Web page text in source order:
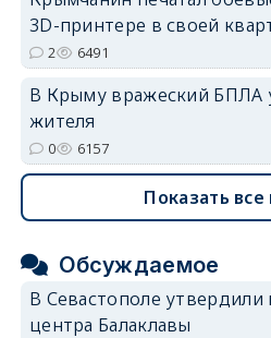
3D-принтере в своей
2 6491
В Крыму вражеский БПЛА
жителя
0 6157
Показать все
Обсуждаемое
В Севастополе утвердили
центра Балаклавы